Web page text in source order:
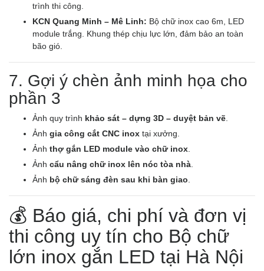
trình thi công.
KCN Quang Minh – Mê Linh: Bộ chữ inox cao 6m, LED
module trắng. Khung thép chịu lực lớn, đảm bảo an toàn
bão gió.
7. Gợi ý chèn ảnh minh họa cho
phần 3
Ảnh quy trình khảo sát – dựng 3D – duyệt bản vẽ
Ảnh gia công cắt CNC inox tại xưởng.
Ảnh thợ gắn LED module vào chữ inox
Ảnh cẩu nâng chữ inox lên nóc tòa nhà
Ảnh bộ chữ sáng đèn sau khi bàn giao
💰 Báo giá, chi phí và đơn vị
thi công uy tín cho Bộ chữ
lớn inox gắn LED tại Hà Nội